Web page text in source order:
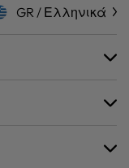
GR / Ελληνικά